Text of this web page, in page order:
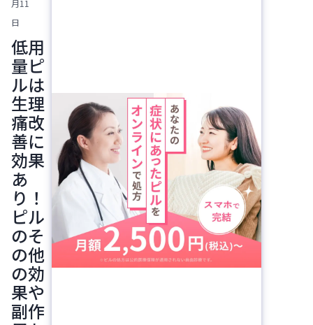
月11
日
低用
量ピ
ルは
生理
痛改
善に
効果
あ
り！
ピル
のそ
の他
の効
果や
副作